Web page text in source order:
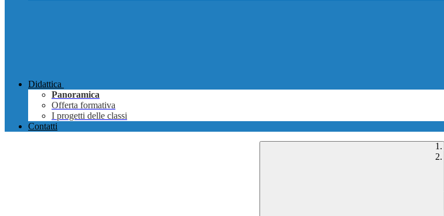
Didattica
Panoramica
Offerta formativa
I progetti delle classi
Contatti